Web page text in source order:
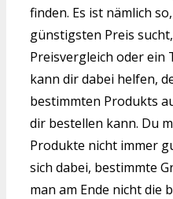
finden. Es ist nämlich
günstigsten Preis
Preisvergleich oder ein
kann dir dabei helfen,
bestimmten Produkts
dir bestellen kann. Du
Produkte nicht immer
sich dabei, bestimmte
man am Ende nicht die